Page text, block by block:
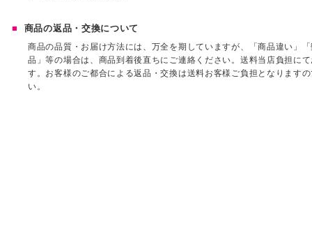
商品の返品・交換について
商品の品質・お届け方法には、万全を期していますが、「商品違い」
品」等の場合は、商品到着後直ちにご連絡ください。送料当店負担に
す。お客様のご都合による返品・交換は送料お客様ご負担となります
い。